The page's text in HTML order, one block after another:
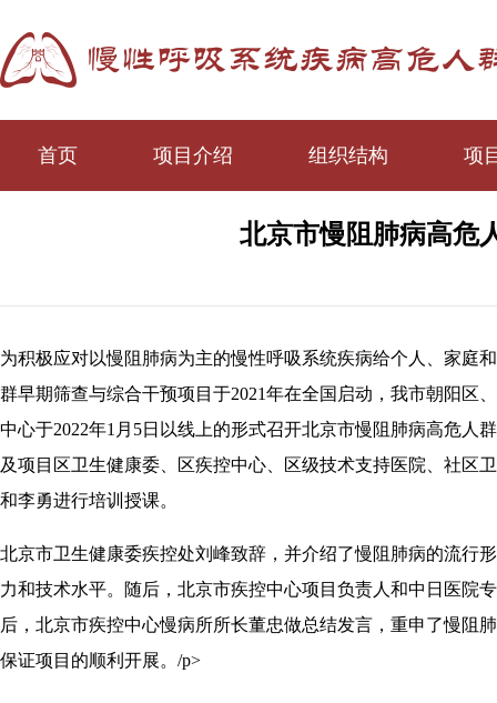
首页 项目介绍 组织结构 项
北京市慢阻肺病高危
为积极应对以慢阻肺病为主的慢性呼吸系统疾病给个人、家庭
群早期筛查与综合干预项目于2021年在全国启动，我市朝阳区
中心于2022年1月5日以线上的形式召开北京市慢阻肺病高危
及项目区卫生健康委、区疾控中心、区级技术支持医院、社区
和李勇进行培训授课。
北京市卫生健康委疾控处刘峰致辞，并介绍了慢阻肺病的流行
力和技术水平。随后，北京市疾控中心项目负责人和中日医院
后，北京市疾控中心慢病所所长董忠做总结发言，重申了慢阻
保证项目的顺利开展。/p>